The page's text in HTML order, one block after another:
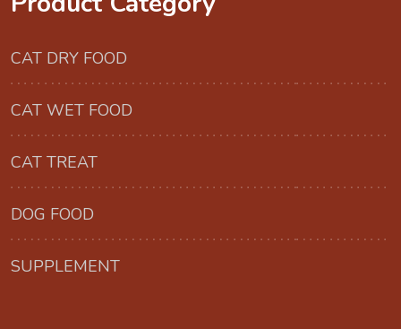
CAT DRY FOOD
CAT WET FOOD
CAT TREAT
DOG FOOD
SUPPLEMENT